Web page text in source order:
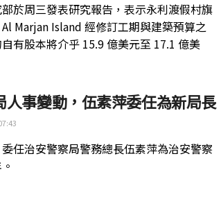
於周三發表研究報告，表示永利渡假村旗
Marjan Island 經修訂工期與建築預算之
有股本將介乎 15.9 億美元至 17.1 億美
人事變動，伍素萍委任為新局長
任治安警察局警務總長伍素萍為治安警察